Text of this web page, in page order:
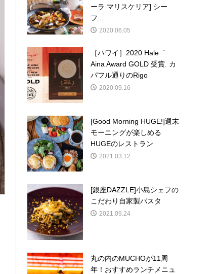
ーラ マリスケリア] シー
フ...
2020.06.05
［ハワイ］2020 Hale ｀
Aina Award GOLD 受賞. カ
パフル通りのRigo
2020.09.16
[Good Morning HUGE!]週末
モーニングが楽しめる
HUGEのレストラン
2021.03.12
[銀座DAZZLE]小島シェフの
こだわり自家製パスタ
2021.09.24
丸の内のMUCHOが11周
年！おすすめランチメニュ